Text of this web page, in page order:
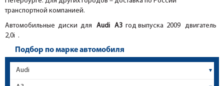
транспортной компанией.
Автомобильные диски для
Audi A3 год выпуска 2009 двигатель
2,0i .
Подбор по марке автомобиля